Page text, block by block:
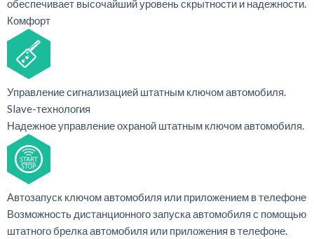
обеспечивает высочайший уровень скрытности и надежности.
Комфорт
Управление сигнализацией штатным ключом автомобиля.
Slave-технология
Надежное управление охраной штатным ключом автомобиля.
Автозапуск ключом автомобиля или приложением в телефоне
Возможность дистанционного запуска автомобиля с помощью
штатного брелка автомобиля или приложения в телефоне.